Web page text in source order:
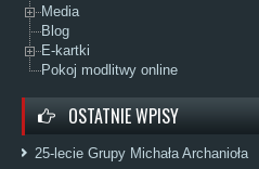
Media
Blog
E-kartki
Pokoj modlitwy online
OSTATNIE WPISY
25-lecie Grupy Michała Archanioła